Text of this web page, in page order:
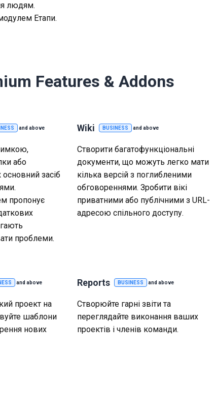
людям.
Етапи.
Features & Addons
and above
або
засіб
пропонує
проблеми.
Wiki BUSINESS and above
Створити багатофункціональні
документи, що можуть легко мати
кілька версій з поглибленими
обговореннями. Зробити вікі
приватними або публічними з URL-
адресою спільного доступу.
and above
проект на
шаблони
нових
Reports BUSINESS and above
Створюйте гарні звіти та
переглядайте виконання ваших
проектів і членів команди.